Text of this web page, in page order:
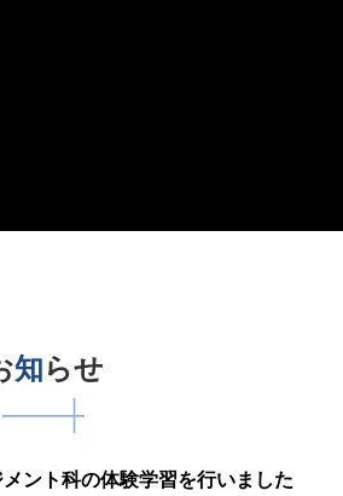
知らせ
───┼
ント科の体験学習を行いました